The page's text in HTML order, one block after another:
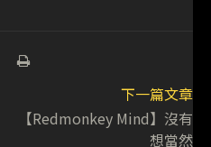
下一篇文章
【Redmonkey Mind】沒有
想當然